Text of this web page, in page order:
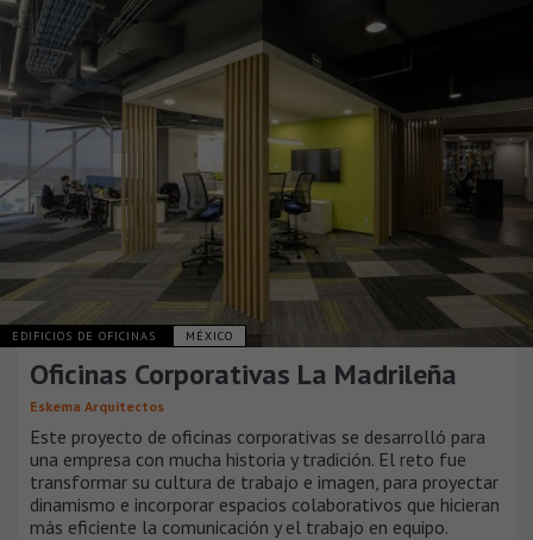
EDIFICIOS DE OFICINAS MÉXICO
Oficinas Corporativas La Madrileña
Eskema Arquitectos
Este proyecto de oficinas corporativas se desarrolló para
una empresa con mucha historia y tradición. El reto fue
transformar su cultura de trabajo e imagen, para proyectar
dinamismo e incorporar espacios colaborativos que hicieran
más eficiente la comunicación y el trabajo en equipo.